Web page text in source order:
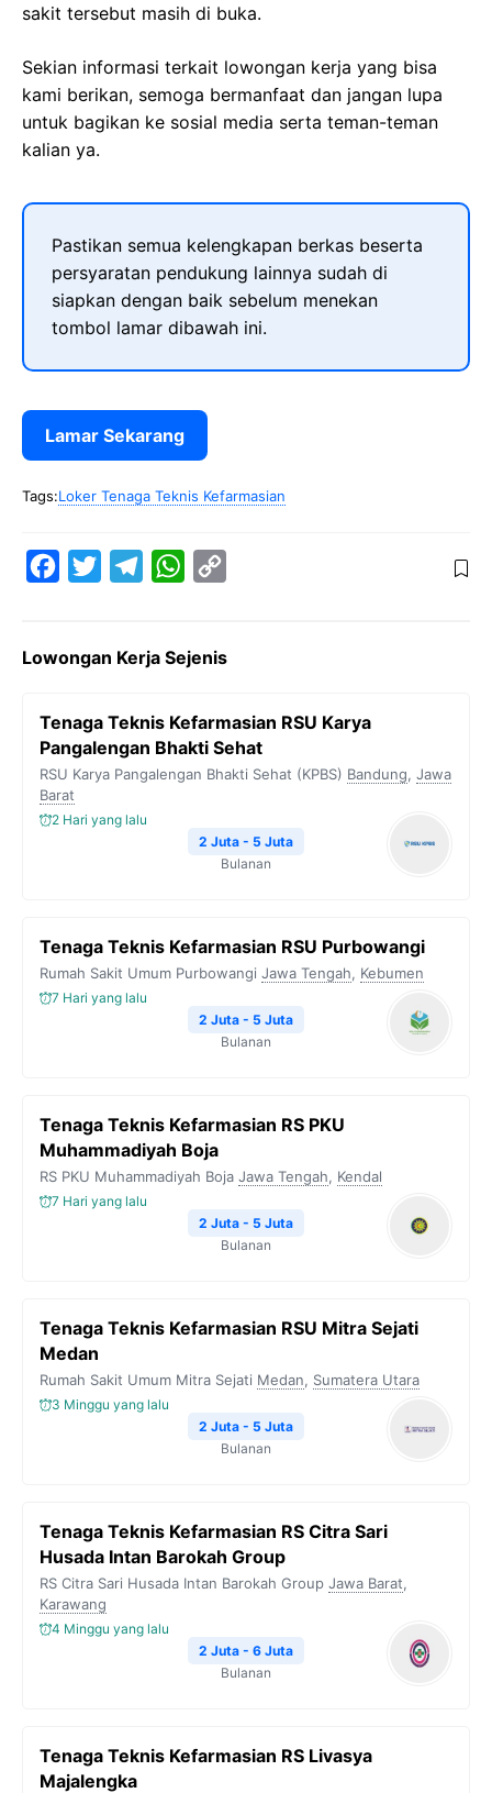
sakit tersebut masih di buka.
Sekian informasi terkait lowongan kerja yang bisa
kami berikan, semoga bermanfaat dan jangan lupa
untuk bagikan ke sosial media serta teman-teman
kalian ya.
Pastikan semua kelengkapan berkas beserta
persyaratan pendukung lainnya sudah di
siapkan dengan baik sebelum menekan
tombol lamar dibawah ini.
Lamar Sekarang
Tags:Loker Tenaga Teknis Kefarmasian
e
o
o
k
t
e
e
r
W
t
A
y
i
n
Lowongan Kerja Sejenis
Tenaga Teknis Kefarmasian RSU Karya
Pangalengan Bhakti Sehat
RSU Karya Pangalengan Bhakti Sehat (KPBS) Bandung, Jawa
Barat
2 Hari yang lalu
2 Juta - 5 Juta
Bulanan
Tenaga Teknis Kefarmasian RSU Purbowangi
Rumah Sakit Umum Purbowangi Jawa Tengah, Kebumen
7 Hari yang lalu
2 Juta - 5 Juta
Bulanan
Tenaga Teknis Kefarmasian RS PKU
Muhammadiyah Boja
RS PKU Muhammadiyah Boja Jawa Tengah, Kendal
7 Hari yang lalu
2 Juta - 5 Juta
Bulanan
Tenaga Teknis Kefarmasian RSU Mitra Sejati
Medan
Rumah Sakit Umum Mitra Sejati Medan, Sumatera Utara
3 Minggu yang lalu
2 Juta - 5 Juta
Bulanan
Tenaga Teknis Kefarmasian RS Citra Sari
Husada Intan Barokah Group
RS Citra Sari Husada Intan Barokah Group Jawa Barat,
Karawang
4 Minggu yang lalu
2 Juta - 6 Juta
Bulanan
Tenaga Teknis Kefarmasian RS Livasya
Majalengka